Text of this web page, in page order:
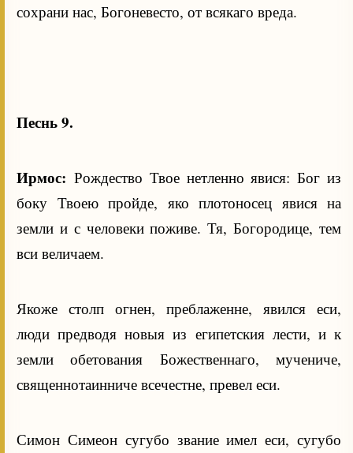
сохрани нас, Богоневесто, от всякаго вреда.
Песнь 9.
Ирмос: Рождество Твое нетленно явися: Бог из
боку Твоею пройде, яко плотоносец явися на
земли и с человеки поживе. Тя, Богородице, тем
вси величаем.
Якоже столп огнен, преблаженне, явился еси,
люди предводя новыя из египетския лести, и к
земли обетования Божественнаго, мучениче,
священнотаинниче всечестне, превел еси.
Симон Симеон сугубо звание имел еси, сугубо